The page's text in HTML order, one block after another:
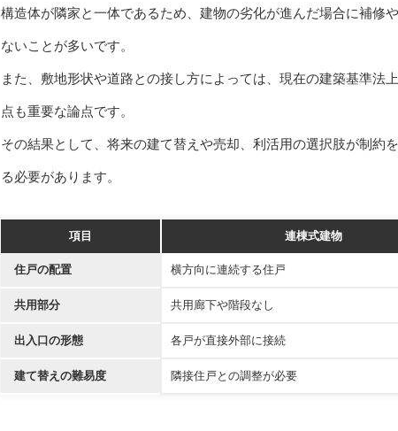
構造体が隣家と一体であるため、建物の劣化が進んだ場合に補修
ないことが多いです。
また、敷地形状や道路との接し方によっては、現在の建築基準法
点も重要な論点です。
その結果として、将来の建て替えや売却、利活用の選択肢が制約
る必要があります。
項目 連棟式建物
住戸の配置 横方向に連続する住戸
共用部分 共用廊下や階段なし
出入口の形態 各戸が直接外部に接続
建て替えの難易度 隣接住戸との調整が必要